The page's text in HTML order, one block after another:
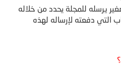
يرسله للمجلة يحدد من خلاله
التي دفعته لإرساله لهذه